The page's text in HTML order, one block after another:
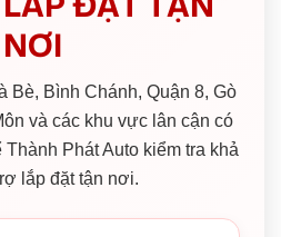
NƠI
Bè, Bình Chánh, Quận 8, Gò
và các khu vực lân cận có
Phát Auto kiểm tra khả
lắp đặt tận nơi.